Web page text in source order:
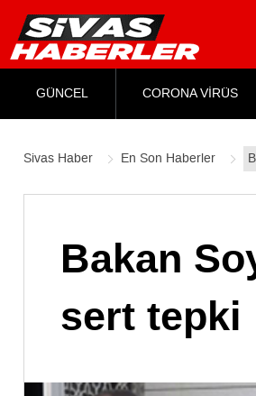
GÜNCEL CORONA VİRÜS
Sivas Haber En Son Haberler
Bakan
sert tepki